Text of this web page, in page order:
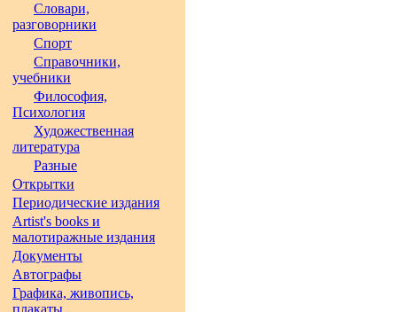
Словари,
разговорники
Спорт
Справочники,
учебники
Философия,
Психология
Художественная
литература
Разные
Открытки
Периодические издания
Artist's books и
малотиражные издания
Документы
Автографы
Графика, живопись,
плакаты